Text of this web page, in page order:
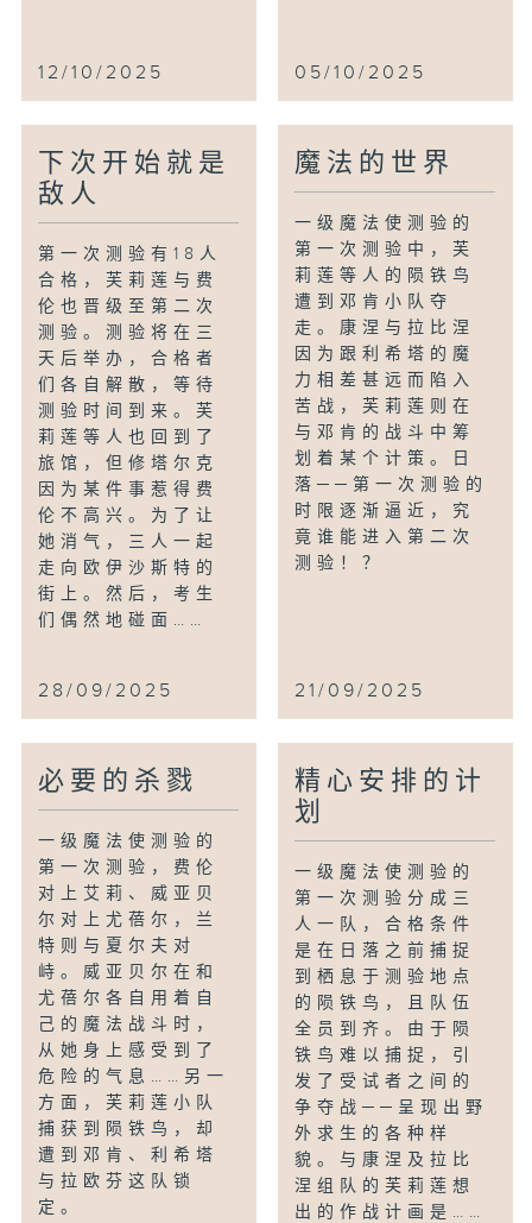
12/10/2025 05/10/2025
下次开始就是
敌人
第一次测验有18人
合格，芙莉莲与费
伦也晋级至第二次
测验。测验将在三
天后举办，合格者
们各自解散，等待
测验时间到来。芙
莉莲等人也回到了
旅馆，但修塔尔克
因为某件事惹得费
伦不高兴。为了让
她消气，三人一起
走向欧伊沙斯特的
街上。然后，考生
们偶然地碰面……
28/09/2025
魔法的世界
一级魔法使测验的
第一次测验中，芙
莉莲等人的陨铁鸟
遭到邓肯小队夺
走。康涅与拉比涅
因为跟利希塔的魔
力相差甚远而陷入
苦战，芙莉莲则在
与邓肯的战斗中筹
划着某个计策。日
落──第一次测验的
时限逐渐逼近，究
竟谁能进入第二次
测验！？
21/09/2025
必要的杀戮
一级魔法使测验的
第一次测验，费伦
对上艾莉、威亚贝
尔对上尤蓓尔，兰
特则与夏尔夫对
峙。威亚贝尔在和
尤蓓尔各自用着自
己的魔法战斗时，
从她身上感受到了
危险的气息……另一
方面，芙莉莲小队
捕获到陨铁鸟，却
遭到邓肯、利希塔
与拉欧芬这队锁
定。
精心安排的计
划
一级魔法使测验的
第一次测验分成三
人一队，合格条件
是在日落之前捕捉
到栖息于测验地点
的陨铁鸟，且队伍
全员到齐。由于陨
铁鸟难以捕捉，引
发了受试者之间的
争夺战──呈现出野
外求生的各种样
貌。与康涅及拉比
涅组队的芙莉莲想
出的作战计画是……